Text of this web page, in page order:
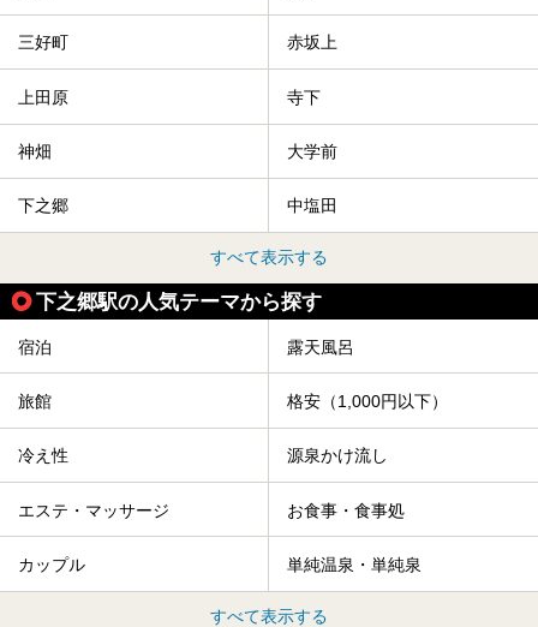
三好町 赤坂上
上田原 寺下
神畑 大学前
下之郷 中塩田
すべて表示する
下之郷駅の人気テーマから探す
宿泊 露天風呂
旅館 格安（1,000円以下）
冷え性 源泉かけ流し
エステ・マッサージ お食事・食事処
カップル 単純温泉・単純泉
すべて表示する